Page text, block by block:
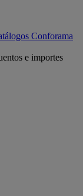
Conforama
e importes